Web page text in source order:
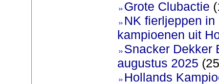
Grote Clubactie
NK fierljeppen
kampioenen uit
Snacker Dekker
augustus 2025
Hollands